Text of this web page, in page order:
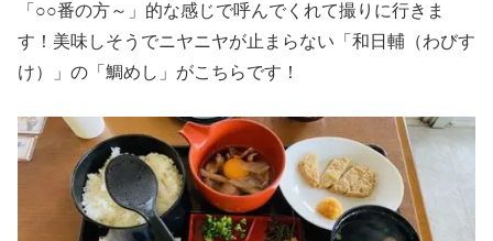
「○○番の方～」的な感じで呼んでくれて撮りに行きま
す！美味しそうでニヤニヤが止まらない「和日輔（わびす
け）」の「鯛めし」がこちらです！